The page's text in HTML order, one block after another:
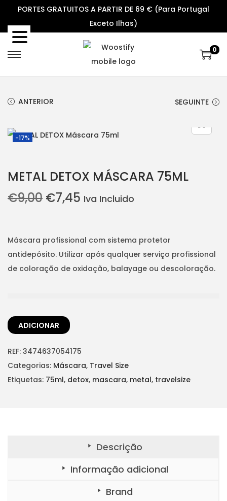
PORTES GRATUITOS A PARTIR DE 69 € (Para Portugal
Exceto Ilhas)
S
o
v
g
i
o
n
S
o
n
e
0
ANTERIOR SEGUINTE
-17%
METAL DETOX MÁSCARA 75ML
€9,00 O
e
ç
o
g
i
n
a
l
€7,45 O
e
ç
o
é
:
€
Iva Incluido
Máscara profissional com sistema protetor
antidepósito. Utilizar após qualquer serviço profissional
de coloração de oxidação, balayage ou descoloração.
ADICIONAR
REF: 3474637054175
Categorias: Máscara, Travel Size
Etiquetas: 75ml, detox, mascara, metal, travelsize
Descrição
Informação adicional
Brand